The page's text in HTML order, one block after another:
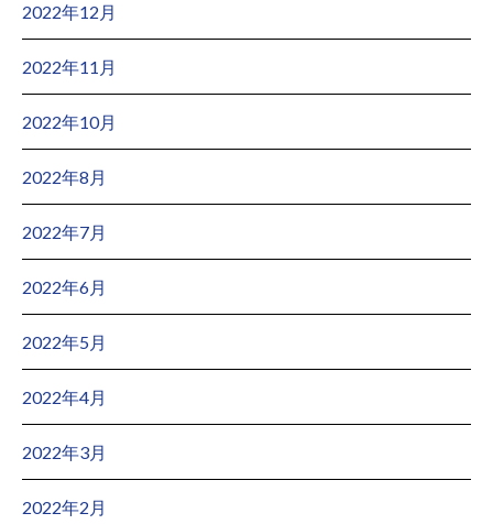
2022年12月
2022年11月
2022年10月
2022年8月
2022年7月
2022年6月
2022年5月
2022年4月
2022年3月
2022年2月